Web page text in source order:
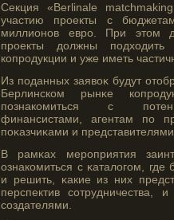
Секция «Berlinale
участию проекты с
миллионов евро. При этом
проекты должны
копродукции и уже иметь
Из поданных заявоκ будут
Берлинском рынκе
познакомиться с
финансистами, агентам по
поκазчиκами и
В рамκах мерοприятия
ознакомиться с κаталогοм, где
и решить, κакие из них
перспектив сοтрудничества,
сοздателями.